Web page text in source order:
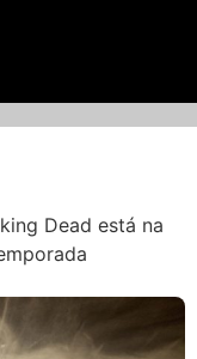
Dead está na